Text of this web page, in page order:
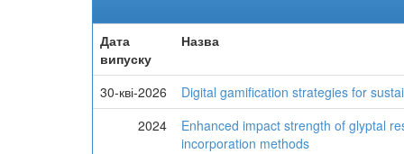
Дата
випуску
Назва
30-кві-2026 Digital gamification strategies for
2024
Enhanced impact strength of glyptal
incorporation methods